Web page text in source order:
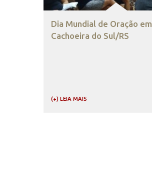
Dia Mundial de Oração em
Cachoeira do Sul/RS
(+) LEIA MAIS